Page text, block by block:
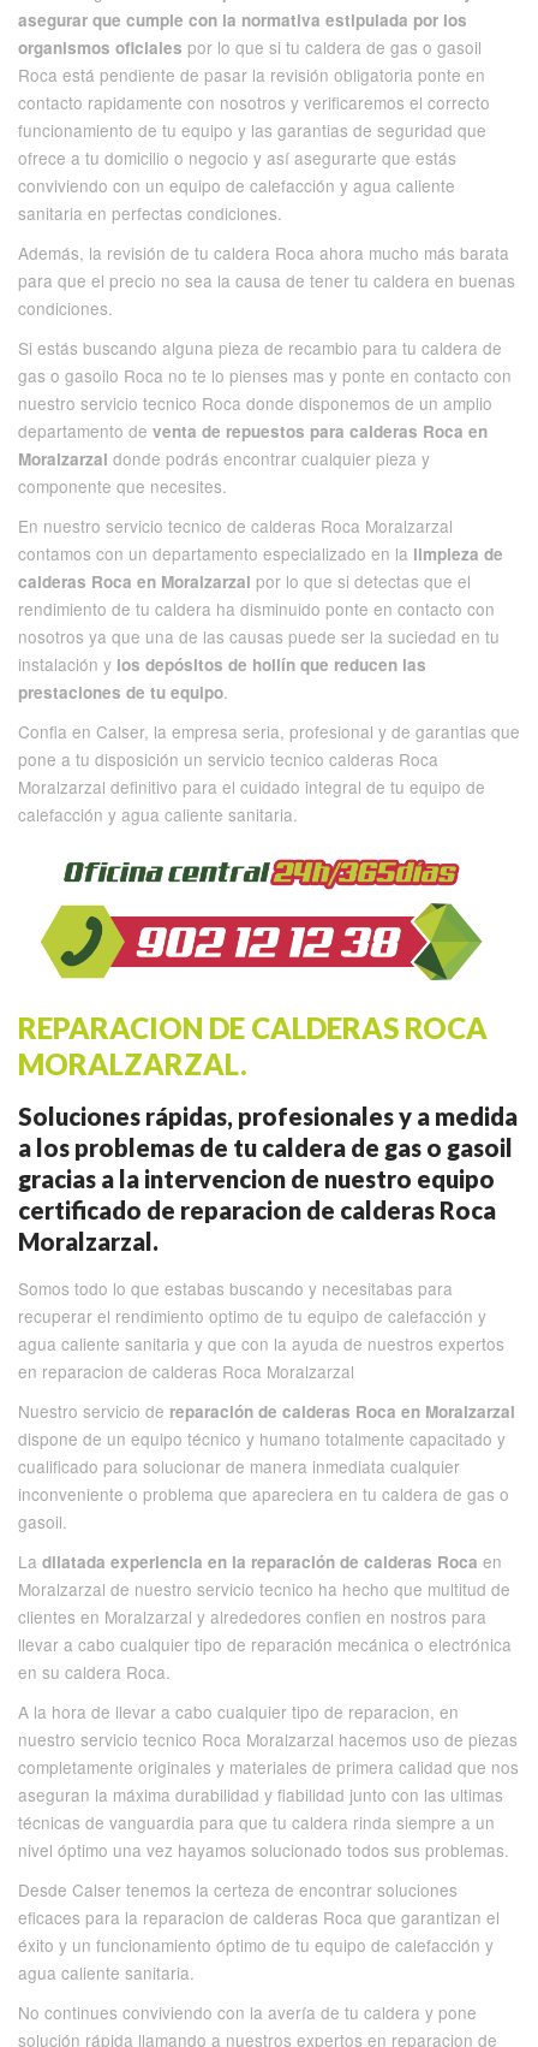
asegurar que cumple con la normativa estipulada por los
organismos oficiales por lo que si tu caldera de gas o gasoil
Roca está pendiente de pasar la revisión obligatoria ponte en
contacto rapidamente con nosotros y verificaremos el correcto
funcionamiento de tu equipo y las garantias de seguridad que
ofrece a tu domicilio o negocio y así asegurarte que estás
conviviendo con un equipo de calefacción y agua caliente
sanitaria en perfectas condiciones.
Además, la revisión de tu caldera Roca ahora mucho más barata
para que el precio no sea la causa de tener tu caldera en buenas
condiciones.
Si estás buscando alguna pieza de recambio para tu caldera de
gas o gasoilo Roca no te lo pienses mas y ponte en contacto con
nuestro servicio tecnico Roca donde disponemos de un amplio
departamento de venta de repuestos para calderas Roca en
Moralzarzal donde podrás encontrar cualquier pieza y
componente que necesites.
En nuestro servicio tecnico de calderas Roca Moralzarzal
contamos con un departamento especializado en la limpieza de
calderas Roca en Moralzarzal por lo que si detectas que el
rendimiento de tu caldera ha disminuido ponte en contacto con
nosotros ya que una de las causas puede ser la suciedad en tu
instalación y los depósitos de hollín que reducen las
prestaciones de tu equipo.
Confia en Calser, la empresa seria, profesional y de garantias que
pone a tu disposición un servicio tecnico calderas Roca
Moralzarzal definitivo para el cuidado integral de tu equipo de
calefacción y agua caliente sanitaria.
REPARACION DE CALDERAS ROCA
MORALZARZAL.
Soluciones rápidas, profesionales y a medida
a los problemas de tu caldera de gas o gasoil
gracias a la intervencion de nuestro equipo
certificado de reparacion de calderas Roca
Moralzarzal.
Somos todo lo que estabas buscando y necesitabas para
recuperar el rendimiento optimo de tu equipo de calefacción y
agua caliente sanitaria y que con la ayuda de nuestros expertos
en reparacion de calderas Roca Moralzarzal
Nuestro servicio de reparación de calderas Roca en Moralzarzal
dispone de un equipo técnico y humano totalmente capacitado y
cualificado para solucionar de manera inmediata cualquier
inconveniente o problema que apareciera en tu caldera de gas o
gasoil.
La dilatada experiencia en la reparación de calderas Roca en
Moralzarzal de nuestro servicio tecnico ha hecho que multitud de
clientes en Moralzarzal y alrededores confien en nostros para
llevar a cabo cualquier tipo de reparación mecánica o electrónica
en su caldera Roca.
A la hora de llevar a cabo cualquier tipo de reparacion, en
nuestro servicio tecnico Roca Moralzarzal hacemos uso de piezas
completamente originales y materiales de primera calidad que nos
aseguran la máxima durabilidad y fiabilidad junto con las ultimas
técnicas de vanguardia para que tu caldera rinda siempre a un
nivel óptimo una vez hayamos solucionado todos sus problemas.
Desde Calser tenemos la certeza de encontrar soluciones
eficaces para la reparacion de calderas Roca que garantizan el
éxito y un funcionamiento óptimo de tu equipo de calefacción y
agua caliente sanitaria.
No continues conviviendo con la avería de tu caldera y pone
solución rápida llamando a nuestros expertos en reparacion de